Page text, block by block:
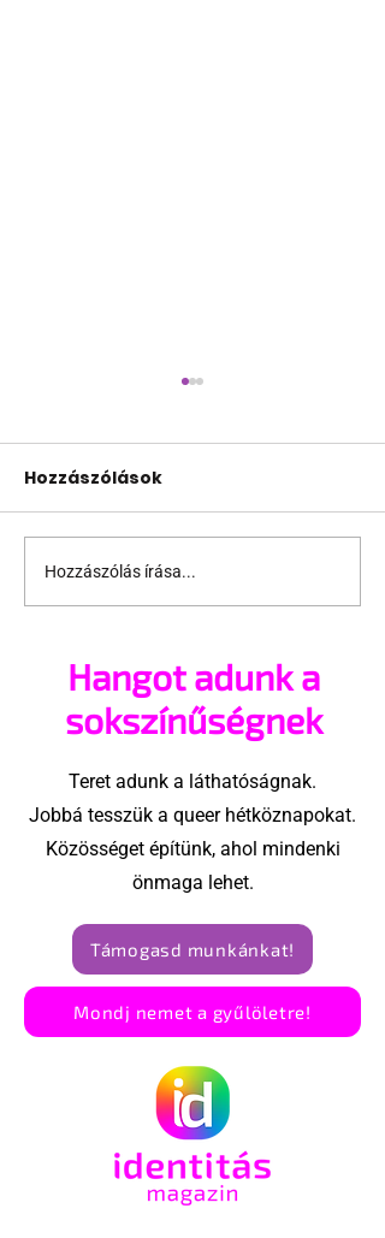
Miket nézzünk idén a
Sziget queer
Hozzászólások
Hozzászólás írása...
Hangot adunk a
sokszínűségnek
Teret adunk a láthatóságnak.
Jobbá tesszük a queer hétköznapokat.
Közösséget építünk, ahol mindenki
önmaga lehet.
Támogasd munkánkat!
Mondj nemet a gyűlöletre!